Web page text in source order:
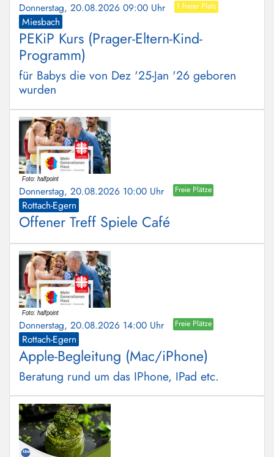
Donnerstag, 20.08.2026 09:00 Uhr 1 freier Platz
Miesbach
PEKiP Kurs (Prager-Eltern-Kind-
Programm)
für Babys die von Dez '25-Jan '26 geboren
wurden
Donnerstag, 20.08.2026 10:00 Uhr Freie Plätze
Rottach-Egern
Offener Treff Spiele Café
Donnerstag, 20.08.2026 14:00 Uhr Freie Plätze
Rottach-Egern
Apple-Begleitung (Mac/iPhone)
Beratung rund um das IPhone, IPad etc.